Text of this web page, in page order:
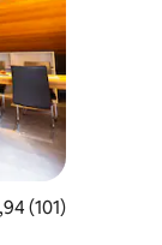
av 5 i
(101)